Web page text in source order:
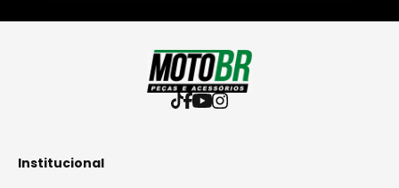
Institucional